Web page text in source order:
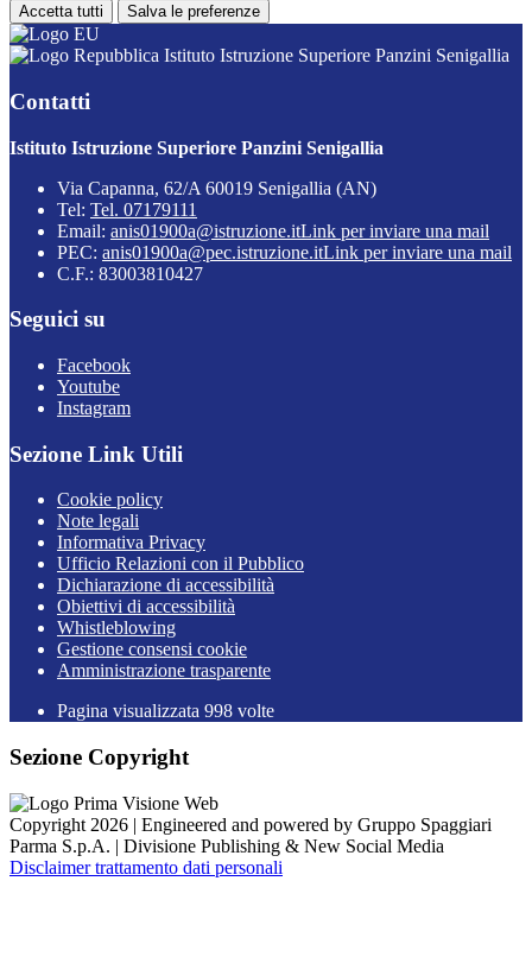
Accetta tutti Salva le preferenze
Istituto Istruzione Superiore Panzini Senigallia
Contatti
Istituto Istruzione Superiore Panzini Senigallia
Via Capanna, 62/A 60019 Senigallia (AN)
Tel: Tel. 07179111
Email: anis01900a@istruzione.itLink per inviare una mail
PEC: anis01900a@pec.istruzione.itLink per inviare una mail
C.F.: 83003810427
Seguici su
Facebook
Youtube
Instagram
Sezione Link Utili
Cookie policy
Note legali
Informativa Privacy
Ufficio Relazioni con il Pubblico
Dichiarazione di accessibilità
Obiettivi di accessibilità
Whistleblowing
Gestione consensi cookie
Amministrazione trasparente
Pagina visualizzata 998 volte
Sezione Copyright
Copyright 2026 | Engineered and powered by Gruppo Spaggiari
Parma S.p.A. | Divisione Publishing & New Social Media
Disclaimer trattamento dati personali